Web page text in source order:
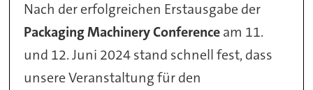
Nach der erfolgreichen Erstausgabe der
Packaging Machinery Conferenceam 11.
und 12. Juni 2024 stand schnell fest, dass
unsere Veranstaltung für den